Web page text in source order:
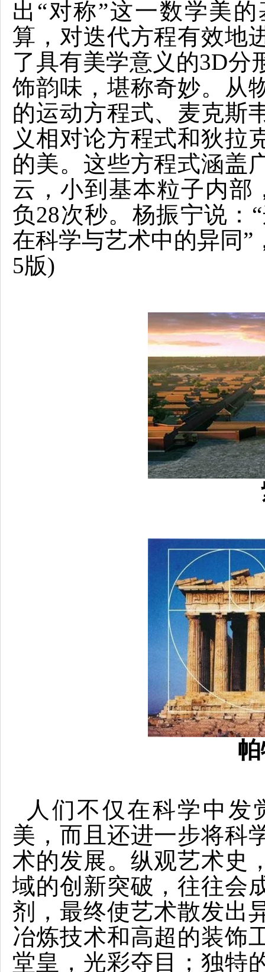
出“对称”这一数学美
算，对迭代方程有效地
了具有美学意义的3D分
饰韵味，堪称奇妙。从
的运动方程式、麦克斯
义相对论方程式和狄拉
的美。这些方程式涵盖
云，小到基本粒子内部
负28次秒。杨振宁说：
在科学与艺术中的异同”
5版)
人们不仅在科学中发
美，而且还进一步将科
术的发展。纵观艺术史
域的创新突破，往往会
剂，最终使艺术散发出
冶炼技术和高超的装饰
堂皇，光彩夺目；独特